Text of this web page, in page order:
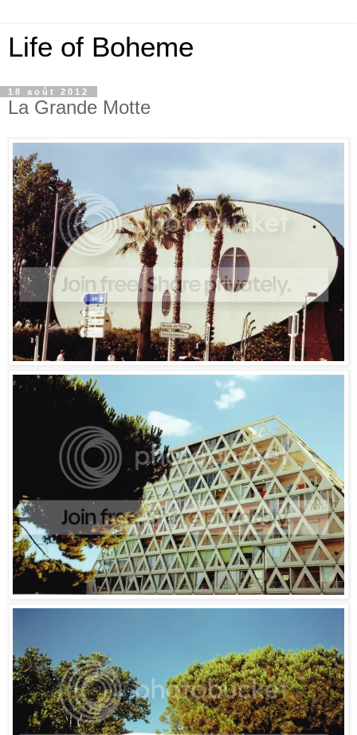
Life of Boheme
18 août 2012
La Grande Motte